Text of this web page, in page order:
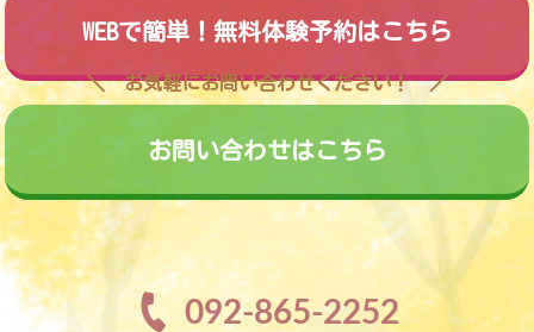
WEBで簡単！無料体験予約はこちら
お気軽にお問い合わせください！
お問い合わせはこちら
092-865-2252